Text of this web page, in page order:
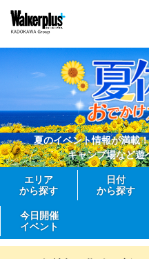
夏のイベント情報が満載
キャンプ場など遊
エリア
から探す
日付
から探す
今日開催
イベント